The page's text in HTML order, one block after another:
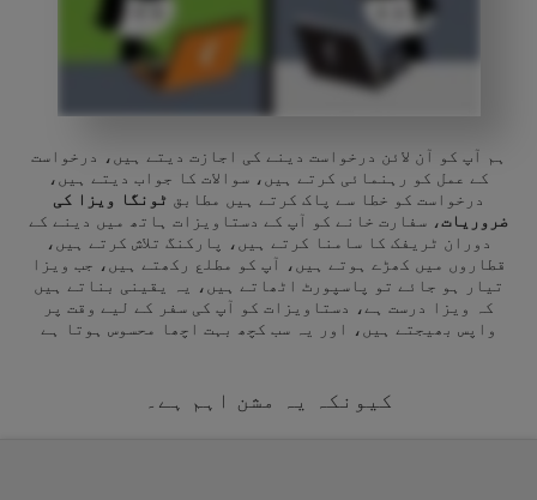
ہم آپ کو آن لائن درخواست دینے کی اجازت دیتے ہیں، درخواست
کے عمل کو رہنمائی کرتے ہیں، سوالات کا جواب دیتے ہیں،
درخواست کو خطا سے پاک کرتے ہیں مطابق ٹونگا ویزا کی
ضروریات، سفارت خانے کو آپ کے دستاویزات ہاتھ میں دینے کے
دوران ٹریفک کا سامنا کرتے ہیں، پارکنگ تلاش کرتے ہیں،
قطاروں میں کھڑے ہوتے ہیں، آپ کو مطلع رکھتے ہیں، جب ویزا
تیار ہو جائے تو پاسپورٹ اٹھاتے ہیں، یہ یقینی بناتے ہیں
کہ ویزا درست ہے، دستاویزات کو آپ کی سفر کے لیے وقت پر
واپس بھیجتے ہیں، اور یہ سب کچھ بہت اچھا محسوس ہوتا ہے
کیونکہ یہ مشن اہم ہے۔